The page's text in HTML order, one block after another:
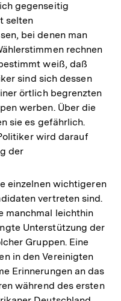
gegenseitig
selten
bei denen man
rechnen
weiß, daß
sind sich dessen
örtlich begrenzten
werben. Über die
sie es gefährlich.
wird darauf
der
einzelnen wichtigeren
vertreten sind.
manchmal leichthin
Unterstützung der
Gruppen. Eine
in den Vereinigten
Erinnerungen an das
während des ersten